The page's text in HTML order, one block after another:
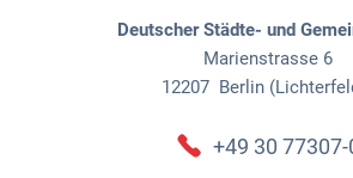
Deutscher Städte- und
Marienstrasse 6
12207 Berlin
+49 30 77307-